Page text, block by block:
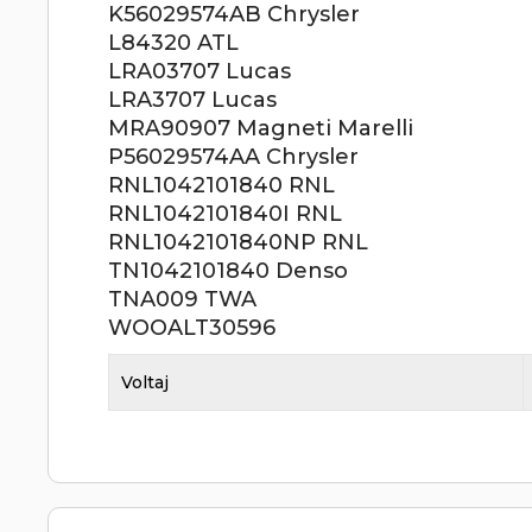
K56029574AB Chrysler
L84320 ATL
LRA03707 Lucas
LRA3707 Lucas
MRA90907 Magneti Marelli
P56029574AA Chrysler
RNL1042101840 RNL
RNL1042101840I RNL
RNL1042101840NP RNL
TN1042101840 Denso
TNA009 TWA
WOOALT30596
Voltaj